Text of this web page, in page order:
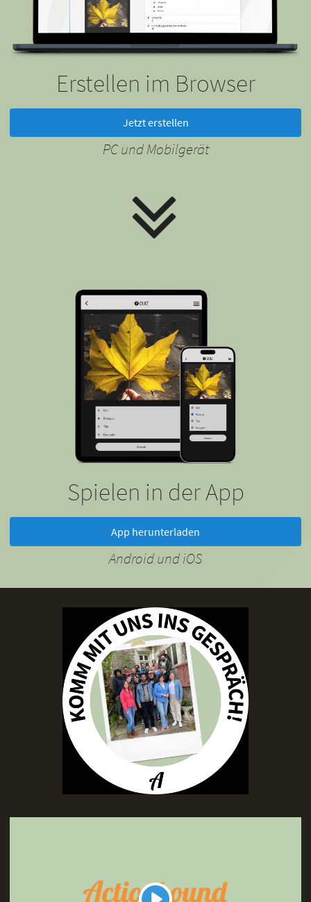
Erstellen im Browser
Jetzt erstellen
PC und Mobilgerät
Spielen in der App
App herunterladen
Android und iOS